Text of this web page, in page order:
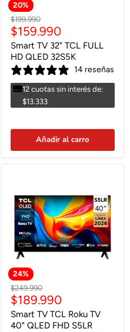
20%
Precio
original
$199.990
Precio
actual
$159.990
Smart TV 32" TCL FULL
HD QLED 32S5K
14 reseñas
12 cuotas sin interés de:
$13.333
Añadir al carro
24%
Precio
original
$249.990
Precio
actual
$189.990
Smart TV TCL Roku TV
40" QLED FHD S5LR